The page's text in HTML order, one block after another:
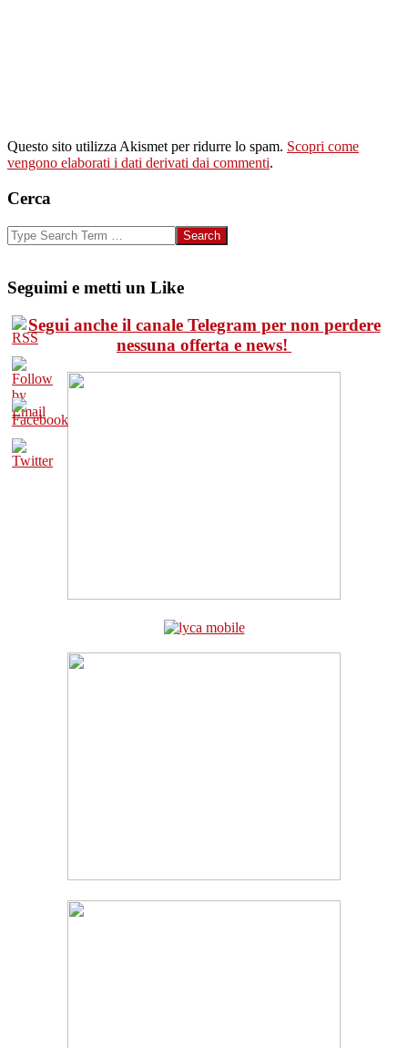
Questo sito utilizza Akismet per ridurre lo spam. Scopri come
vengono elaborati i dati derivati dai commenti.
Cerca
Search
Seguimi e metti un Like
Segui anche il canale Telegram per non perdere
nessuna offerta e news!